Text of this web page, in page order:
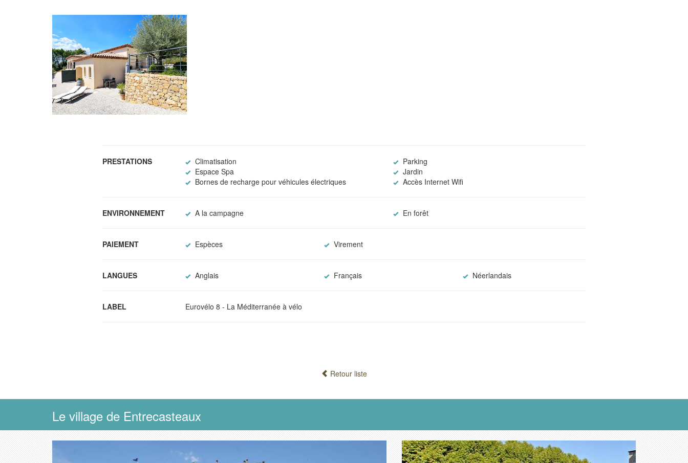
PRESTATIONS Climatisation
Parking
Espace Spa
Jardin
Bornes de recharge pour véhicules électriques
Accès Internet Wifi
ENVIRONNEMENT A la campagne En forêt
PAIEMENT Espèces Virement
LANGUES Anglais Français Néerlandais
LABEL Eurovélo 8 - La Méditerranée à vélo
Retour liste
Le village de Entrecasteaux